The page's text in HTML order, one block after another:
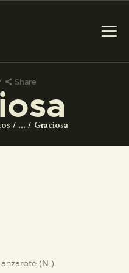
Share
... Graciosa
VISITA
(N.).